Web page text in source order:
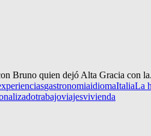
Bruno quien dejó Alta Gracia con
gastronomiaidiomaItaliaLa
trabajoviajesvivienda